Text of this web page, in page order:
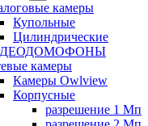
камеры
Купольные
Цилиндрические
камеры
Камеры Owlview
Корпусные
разрешение 1 Мп